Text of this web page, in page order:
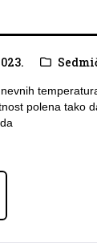
polena tako